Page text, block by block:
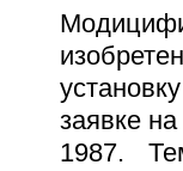
заявке
1987.